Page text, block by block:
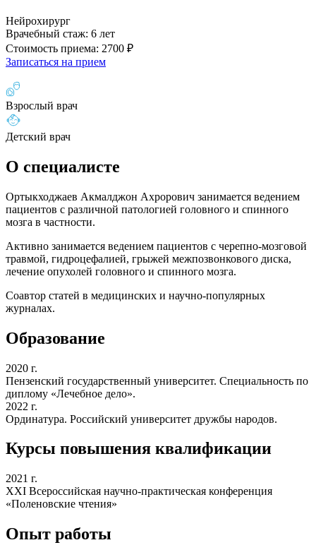
Нейрохирург
Врачебный стаж: 6 лет
Стоимость приема: 2700 ₽
Записаться на прием
Взрослый врач
Детский врач
О специалисте
Ортыкходжаев Акмалджон Ахрорович занимается ведением
пациентов с различной патологией головного и спинного
мозга в частности.
Активно занимается ведением пациентов с черепно-мозговой
травмой, гидроцефалией, грыжей межпозвонкового диска,
лечение опухолей головного и спинного мозга.
Соавтор статей в медицинских и научно-популярных
журналах.
Образование
2020 г.
Пензенский государственный университет. Специальность по
диплому «Лечебное дело».
2022 г.
Ординатура. Российский университет дружбы народов.
Курсы повышения квалификации
2021 г.
XXI Всероссийская научно-практическая конференция
«Поленовские чтения»
Опыт работы